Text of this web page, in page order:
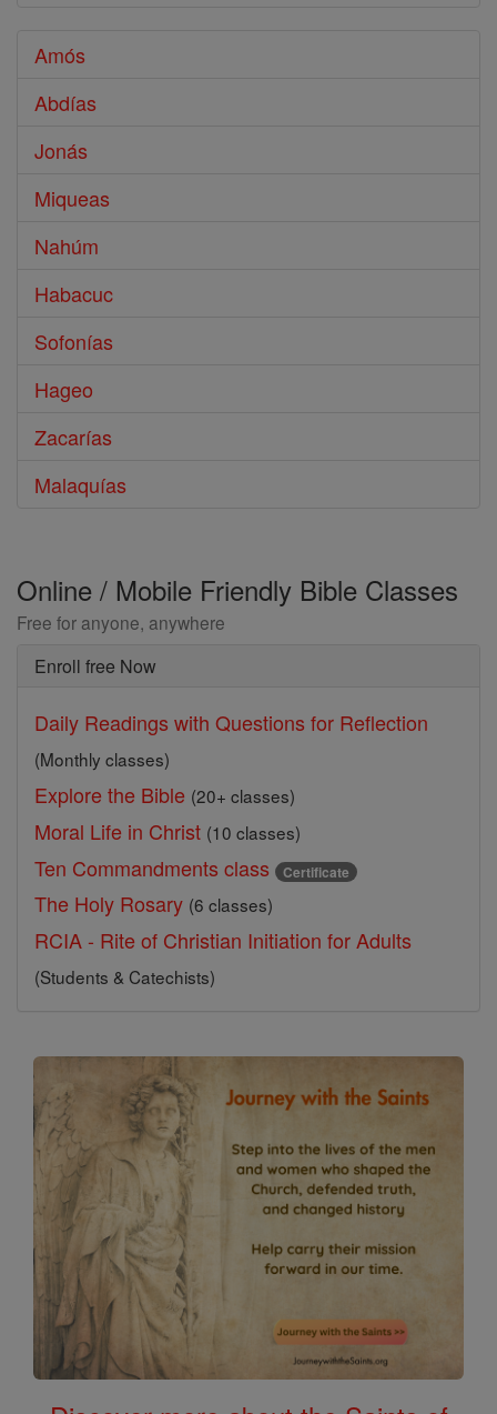
Amós
Abdías
Jonás
Miqueas
Nahúm
Habacuc
Sofonías
Hageo
Zacarías
Malaquías
Online / Mobile Friendly Bible Classes
Free for anyone, anywhere
Enroll free Now
Daily Readings with Questions for Reflection
(Monthly classes)
Explore the Bible (20+ classes)
Moral Life in Christ (10 classes)
Ten Commandments class Certificate
The Holy Rosary (6 classes)
RCIA - Rite of Christian Initiation for Adults
(Students & Catechists)